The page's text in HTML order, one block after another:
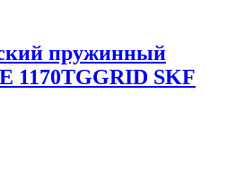
пружинный
1170TGGRID SKF